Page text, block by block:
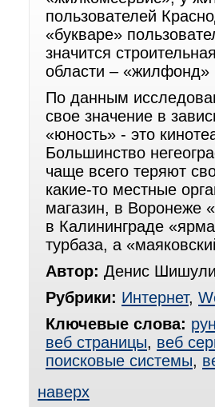
пользователей
«букваре»
значится
области –
По данным
свое значение в
«юность» - это
Большинство
чаще всего теряют
какие-то местные
магазин, в Воронеже
в Калининграде
турбаза, а
Автор: Денис
Рубрики: Интернет,
Ключевые слова:
веб страницы, веб
поисковые системы,
наверх